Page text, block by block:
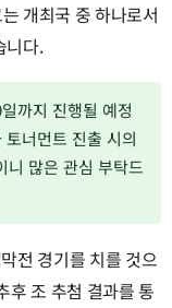
개최국 중 하나로서
니다.
까지 진행될 예정
너먼트 진출 시의
니 많은 관심 부탁드
전 경기를 치를 것으
후 조 추첨 결과를 통